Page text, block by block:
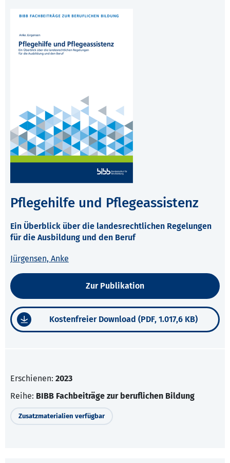
Pflegehilfe und Pflegeassistenz
Ein Überblick über die landesrechtlichen Regelungen
für die Ausbildung und den Beruf
Jürgensen, Anke
Zur Publikation
Kostenfreier Download (PDF, 1.017,6 KB)
Erschienen: 2023
Reihe: BIBB Fachbeiträge zur beruflichen Bildung
Zusatzmaterialien verfügbar